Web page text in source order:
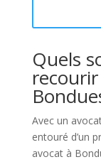
Quels
Avec un
entouré d’un
avocat à